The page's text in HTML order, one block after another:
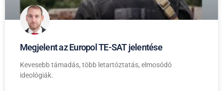
Megjelent az Europol TE-SAT jelentése
Kevesebb támadás, több letartóztatás, elmosódó
ideológiák.